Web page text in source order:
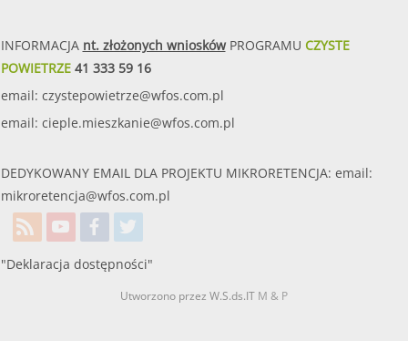
INFORMACJA nt. złożonych wnioskówPROGRAMU CZYSTE
POWIETRZE41 333 59 16
email: czystepowietrze@wfos.com.pl
email: cieple.mieszkanie@wfos.com.pl
DEDYKOWANY EMAIL DLA PROJEKTU MIKRORETENCJA: email:
mikroretencja@wfos.com.pl
"Deklaracja dostępności"
Utworzono przez W.S.ds.IT M & P